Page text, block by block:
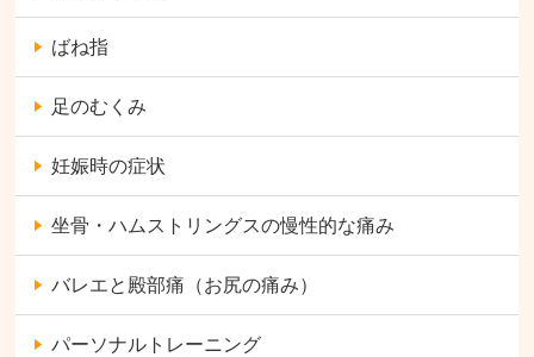
ばね指
足のむくみ
妊娠時の症状
坐骨・ハムストリングスの慢性的な痛み
バレエと殿部痛（お尻の痛み）
パーソナルトレーニング